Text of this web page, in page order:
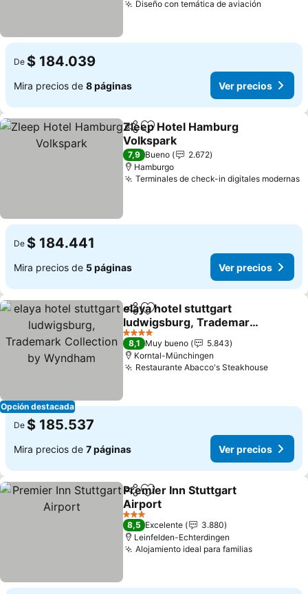
Diseño con temática de aviación
De $ 184.039
Mira precios de 8 páginas Ver precios
CompartirAgregar a favoritos
Zleep Hotel Hamburg
Volkspark
7,9 Bueno
2.672
Hamburgo
Terminales de check-in digitales modernas
De $ 184.441
Mira precios de 5 páginas Ver precios
Opción destacada
CompartirAgregar a favoritos
elaya hotel stuttgart
ludwigsburg, Trademark
Collection by Wyndham
4 Estrellas
8,1 Muy bueno
5.843
Korntal-Münchingen
Restaurante Abacco's Steakhouse
De $ 185.537
Mira precios de 7 páginas Ver precios
CompartirAgregar a favoritos
Premier Inn Stuttgart
Airport
3 Estrellas
8,5 Excelente
3.880
Leinfelden-Echterdingen
Alojamiento ideal para familias